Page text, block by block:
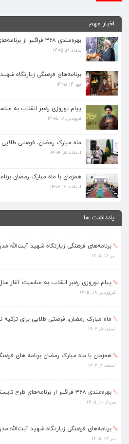
اخبار مهم
بهره‌مندی ۳۶۸ فراگیر از برنامه‌های طرح تابستا...
مرداد ۱۰, ۱۴۰۵
برنامه‌های فرهنگی زیارتگاه
تیر ۱۴, ۱۴۰۵
پیام نوروزی رهبر انقلاب به
فروردین ۱۸, ۱۴۰۵
ماه مبارک رمضان، فرصتی
اسفند ۵, ۱۴۰۴
همزمان با ماه مبارک رمضان
اسفند ۴, ۱۴۰۴
یادداشت ها
برنامه‌های فرهنگی زیارتگاه شهید آیت‌الله
پیام نوروزی رهبر انقلاب به مناسبت آغاز سال ۱۴...
ماه مبارک رمضان، فرصتی طلایی برای تزکیه
اسفند ۵, ۱۴۰۴
همزمان با ماه مبارک رمضان برنامه های
اسفند ۴, ۱۴۰۴
مرداد ۱۰, ۱۴۰۵
تیر ۱۴, ۱۴۰۵
فروردین ۱۸, ۱۴۰۵
اسفند ۵, ۱۴۰۴
اسفند ۴, ۱۴۰۴
مرداد ۱۰, ۱۴۰۵
تیر ۱۴, ۱۴۰۵